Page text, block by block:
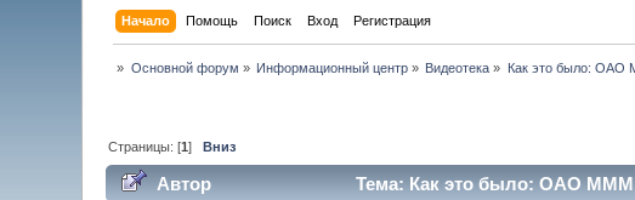
Начало Помощь Поиск Вход Регистрация
» Основной форум » Информационный центр » Видеотека » Как это было: ОАО
Страницы: [1]Вниз
Автор Тема: Как это было: ОАО МММ